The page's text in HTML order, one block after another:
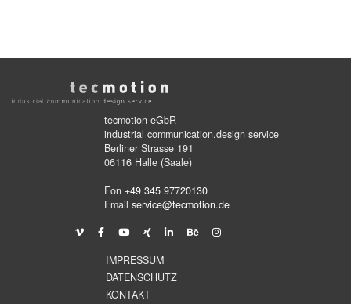
tecmotion eGbR
industrial communication.design service
Berliner Strasse 191
06116 Halle (Saale)
Fon +49 345 97720130
Email service@tecmotion.de
IMPRESSUM
DATENSCHUTZ
KONTAKT